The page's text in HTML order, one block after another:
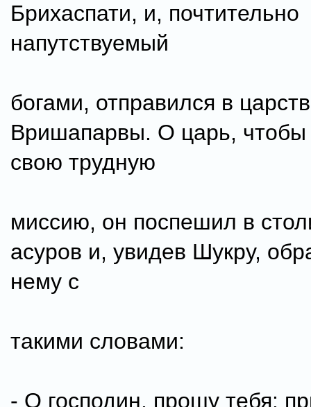
Брихаспати, и, почтительно
напутствуемый
богами, отправился в
Вришапарвы. О царь, чтобы
свою трудную
миссию, он поспешил в
асуров и, увидев Шукру,
нему с
такими словами:
- О господин, прошу тебя: